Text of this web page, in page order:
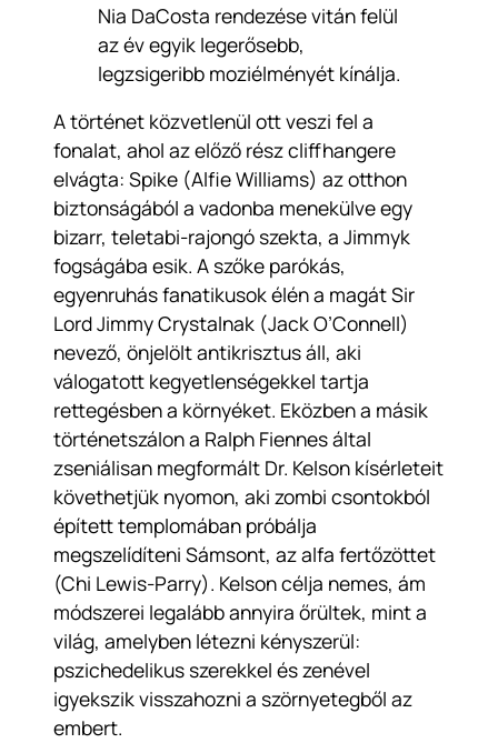
Nia DaCosta rendezése vitán felül
az év egyik legerősebb,
legzsigeribb moziélményét kínálja.
A történet közvetlenül ott veszi fel a
fonalat, ahol az előző rész cliffhangere
elvágta: Spike (Alfie Williams) az otthon
biztonságából a vadonba menekülve egy
bizarr, teletabi-rajongó szekta, a Jimmyk
fogságába esik. A szőke parókás,
egyenruhás fanatikusok élén a magát Sir
Lord Jimmy Crystalnak (Jack O’Connell)
nevező, önjelölt antikrisztus áll, aki
válogatott kegyetlenségekkel tartja
rettegésben a környéket. Eközben a másik
történetszálon a Ralph Fiennes által
zseniálisan megformált Dr. Kelson kísérleteit
követhetjük nyomon, aki zombi csontokból
épített templomában próbálja
megszelídíteni Sámsont, az alfa fertőzöttet
(Chi Lewis-Parry). Kelson célja nemes, ám
módszerei legalább annyira őrültek, mint a
világ, amelyben létezni kényszerül:
pszichedelikus szerekkel és zenével
igyekszik visszahozni a szörnyetegből az
embert.